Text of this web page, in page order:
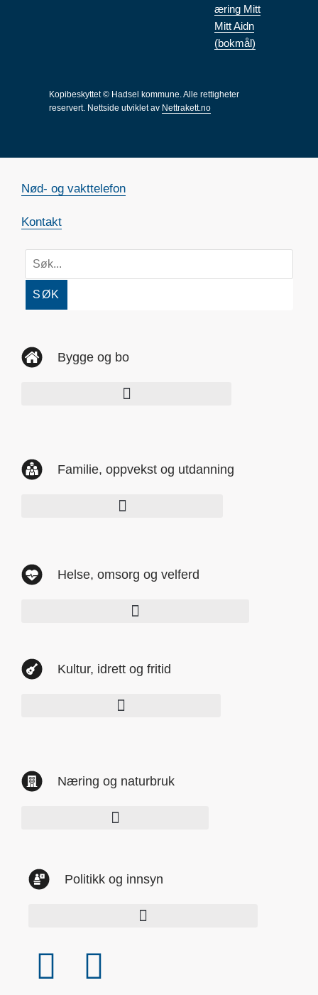
æring Mitt
Mitt Aidn
(bokmål)
Kopibeskyttet © Hadsel kommune. Alle rettigheter
reservert. Nettside utviklet av Nettrakett.no
Nød- og vakttelefon
Kontakt
SØK
Bygge og bo
Familie, oppvekst og utdanning
Helse, omsorg og velferd
Kultur, idrett og fritid
Næring og naturbruk
Politikk og innsyn